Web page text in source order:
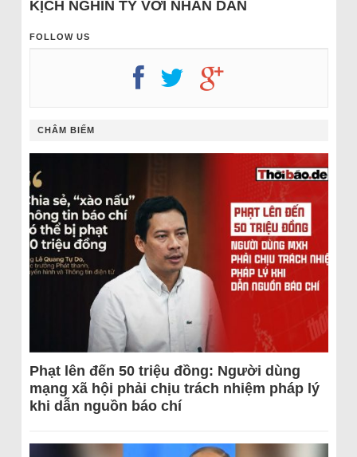
KỊCH NGHÌN TỶ VỚI NHÂN DÂN
FOLLOW US
CHÂM BIẾM
Phạt lên đến 50 triệu đồng: Người dùng
mạng xã hội phải chịu trách nhiệm pháp lý
khi dẫn nguồn báo chí